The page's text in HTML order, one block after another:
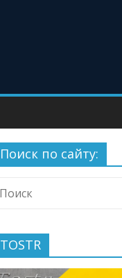
Поиск по сайту:
TOSTR